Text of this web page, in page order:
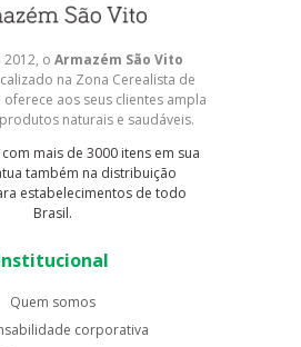
o Armazém São Vito
na Zona Cerealista de
oferece aos seus clientes ampla
naturais e saudáveis.
mais de 3000 itens em sua
também na distribuição
estabelecimentos de todo
Brasil.
Quem somos
corporativa